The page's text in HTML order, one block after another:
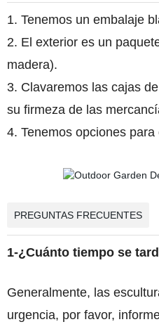
1. Tenemos un embalaje
2. El exterior es un
madera).
3. Clavaremos las cajas
su firmeza de las
4. Tenemos opciones
PREGUNTAS FRECUENTES
1-¿Cuánto tiempo se
Generalmente, las
urgencia, por favor,